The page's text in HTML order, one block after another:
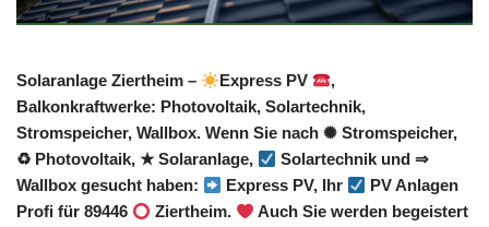
Solaranlage Ziertheim – Express PV
,
Balkonkraftwerke: Photovoltaik, Solartechnik,
Stromspeicher, Wallbox. Wenn Sie nach ✺ Stromspeicher,
♻ Photovoltaik, ★ Solaranlage,
Solartechnik und ⇒
Wallbox gesucht haben:
Express PV, Ihr
PV Anlagen
Profi für 89446
Ziertheim.
Auch Sie werden begeistert